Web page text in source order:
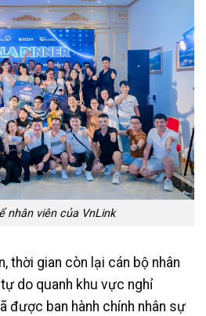
nhân viên của VnLink
thời gian còn lại cán bộ nhân
do quanh khu vực nghỉ
được ban hành chính nhân sự